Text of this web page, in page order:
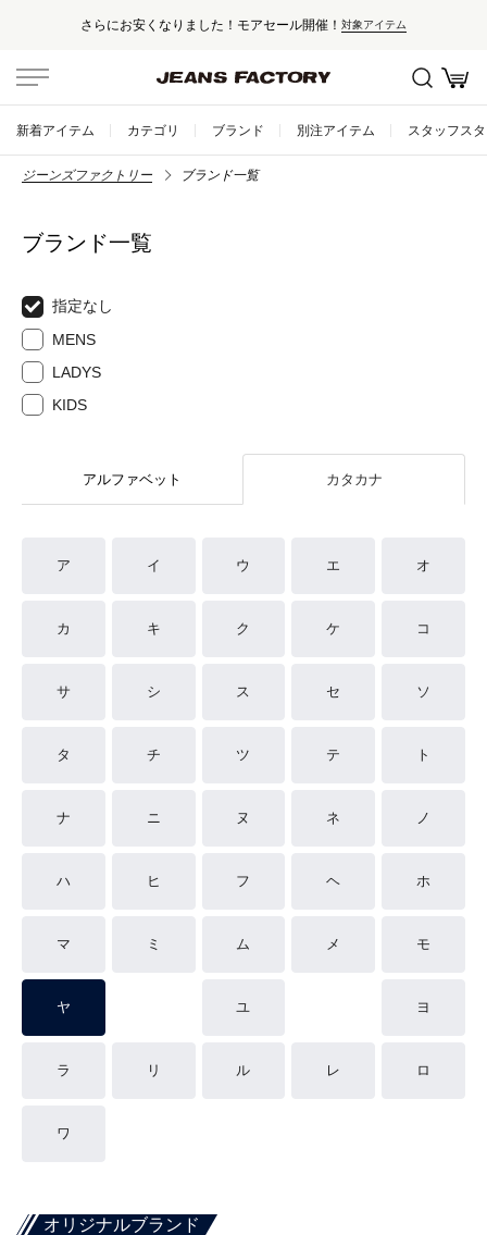
さらにお安くなりました！モアセール開催！ 対象アイテム
新着アイテム カテゴリ ブランド 別注アイテム スタッフス
ジーンズファクトリー ブランド一覧
ブランド一覧
指定なし
MENS
LADYS
KIDS
アルファベット カタカナ
ア イ ウ エ オ
カ キ ク ケ コ
サ シ ス セ ソ
タ チ ツ テ ト
ナ ニ ヌ ネ ノ
ハ ヒ フ ヘ ホ
マ ミ ム メ モ
ヤ ユ ヨ
ラ リ ル レ ロ
ワ
オリジナルブランド